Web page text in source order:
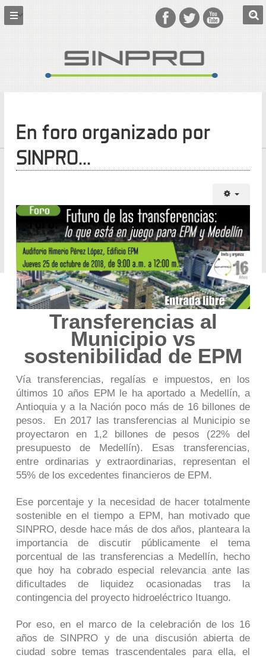
En foro organizado por
SINPRO...
Transferencias al
Municipio vs
sostenibilidad de EPM
Vía transferencias, regalías e impuestos, en los
últimos 10 años EPM le ha aportado a Medellín, a
Antioquia y a la Nación poco más de 16 billones de
pesos. En 2017 las transferencias al Municipio se
proyectaron en 1,2 billones de pesos (22% del
presupuesto de Medellín). Esas transferencias,
entre ordinarias y extraordinarias, representan el
55% de los excedentes financieros de EPM.
Ese porcentaje y la necesidad de hacer totalmente
sostenible en el tiempo a EPM, han motivado que
SINPRO, desde hace más de dos años, planteara la
importancia de discutir públicamente el tema
porcentual de las transferencias a Medellín, hecho
que hoy ha cobrado especial relevancia ante las
dificultades de liquidez ocasionadas tras la
contingencia del proyecto hidroeléctrico Ituango.
Por eso, en el marco de la celebración de los 16
años de SINPRO y de una discusión abierta de
ciudad sobre temas trascendentales para ella, el